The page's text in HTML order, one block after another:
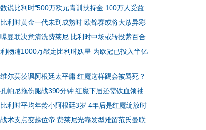
数说比利时“500万欧元青训扶持金 100万人受益
比利时黄金一代未到成熟时 欧锦赛或将大放异彩
曝曼联决意清洗费莱尼 比利时中场或转投紫百合
利物浦1000万敲定比利时妖星 为欧冠已投入半亿
维尔莫茨讽阿根廷太平庸 红魔这样踢会被骂死？
孔帕尼拖伤腿战390分钟 红魔下届还需铁血领袖
比利时平均年龄小阿根廷3岁 4年后是红魔绽放时
战术支点变越位帝 费莱尼光靠发型难留范氏曼联